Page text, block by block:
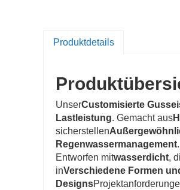
Produktdetails
UnserCustomisierte
Lastleistung. Gemacht aus
sicherstellen
Regenwassermanagement.
Entworfen mitwasserdicht,
inVerschiedene Formen
Designs